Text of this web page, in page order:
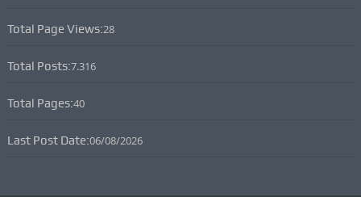
Total Page Views:28
Total Posts:7.316
Total Pages:40
Last Post Date:06/08/2026